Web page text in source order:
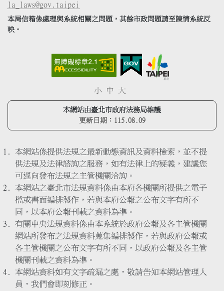
la_laws@gov.taipei
本局信箱係處理與系統相關之問題，其餘市政問題請至陳情系統反
映。
小 中 大
本網站由臺北市政府法務局維護
更新日期： 115.08.09
本網站係提供法規之最新動態資訊及資料檢索，並不提
供法規及法律諮詢之服務，如有法律上的疑義，建議您
可逕向發布法規之主管機關洽詢。
本網站之臺北市法規資料係由本府各機關所提供之電子
檔或書面編排製作，若與本府公報之公布文字有所不
同，以本府公報刊載之資料為準。
有關中央法規資料係由本系統於政府公報及各主管機關
網站所發布之法規資料蒐集編排製作，若與政府公報或
各主管機關之公布文字有所不同，以政府公報及各主管
機關刊載之資料為準。
本網站資料如有文字疏漏之處，敬請告知本網站管理人
員，我們會即刻修正。